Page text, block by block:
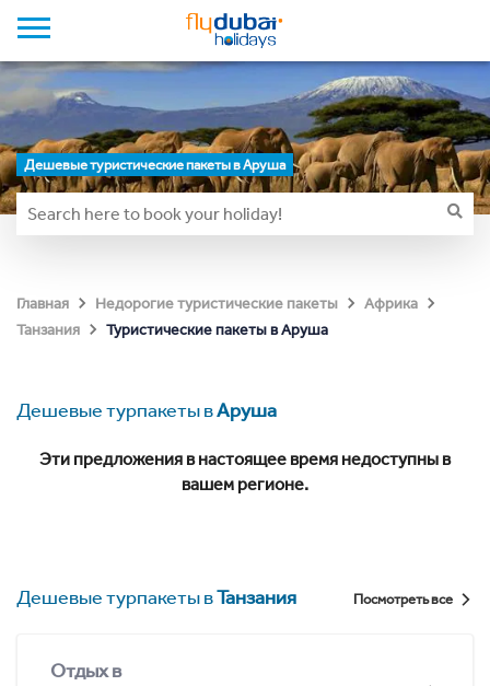
Дешевые туристические пакеты в Аруша
Главная Недорогие туристические пакеты
Африка
Танзания
Туристические пакеты в Аруша
Дешевые турпакеты вАруша
Эти предложения в настоящее время недоступны в
вашем регионе.
Дешевые турпакеты вТанзания Посмотреть все
Отдых в